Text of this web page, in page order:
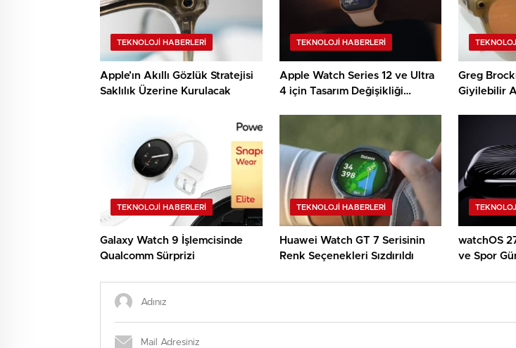
TEKNOLOJI HABERLERI
Apple’ın Akıllı Gözlük Stratejisi
Saklılık Üzerine Kurulacak
TEKNOLOJI HABERLERI
Apple Watch Series 12 ve Ultra
4 için Tasarım Değişikliği
Greg
Giyilebilir
TEKNOLOJI HABERLERI
Galaxy Watch 9 İşlemcisinde
Qualcomm Sürprizi
TEKNOLOJI HABERLERI
Huawei Watch GT 7 Serisinin
Renk Seçenekleri Sızdırıldı
watchOS
ve Spor